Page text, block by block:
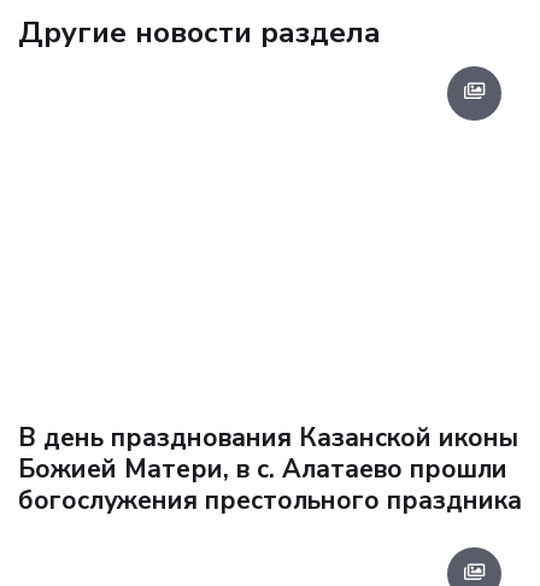
Другие новости раздела
В день празднования Казанской иконы
Божией Матери, в с. Алатаево прошли
богослужения престольного праздника